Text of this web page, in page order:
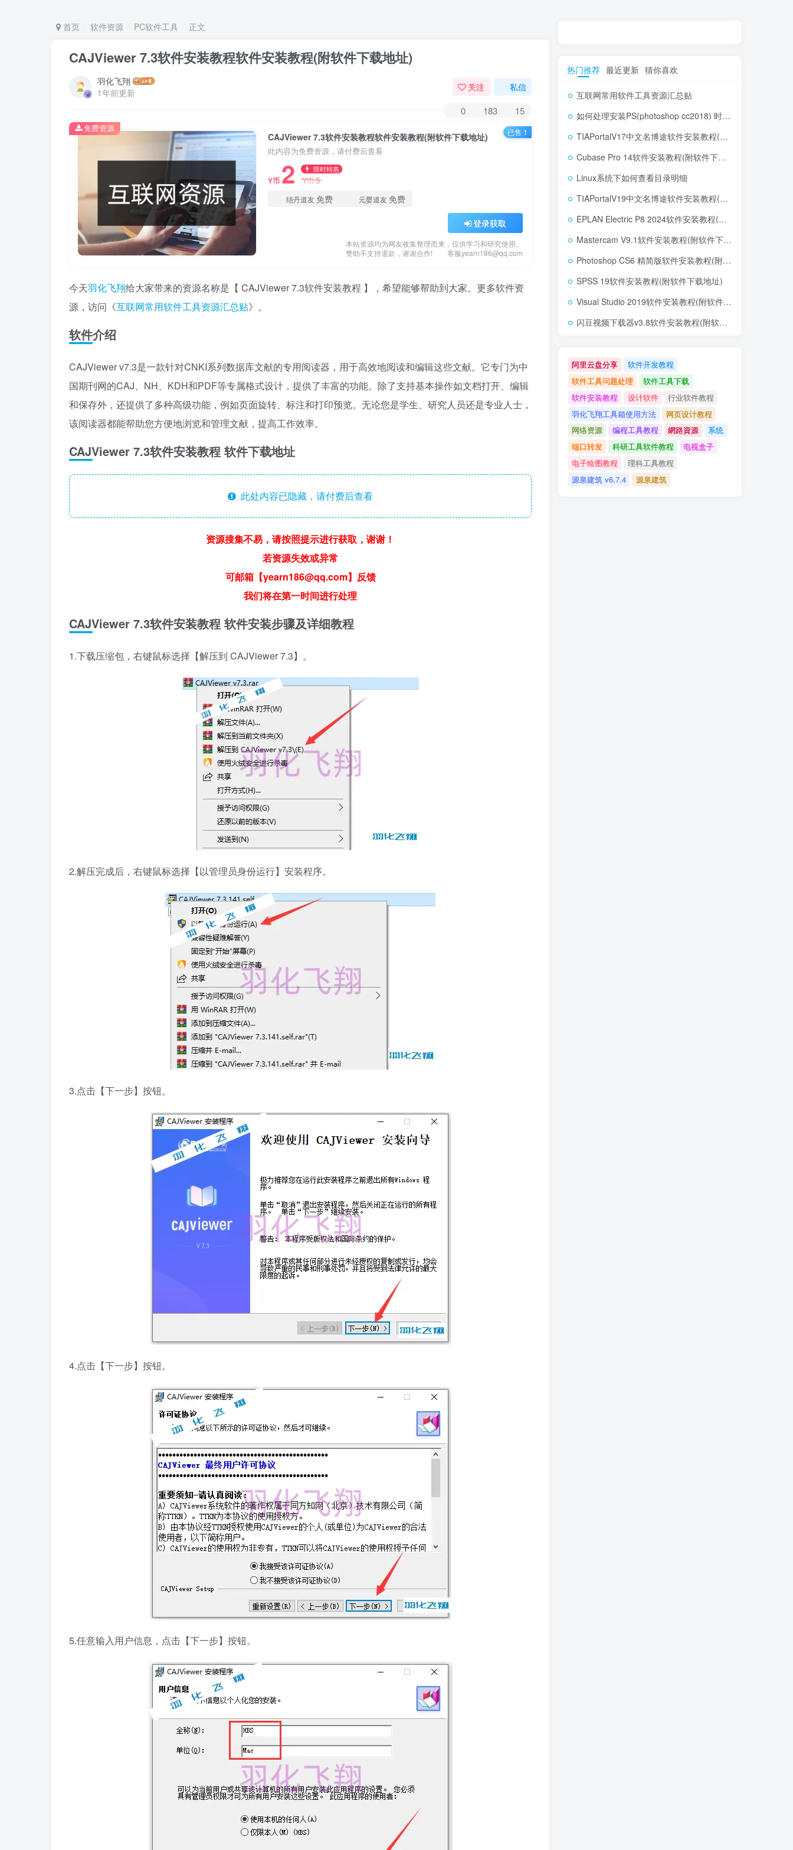
首页 软件资源 PC软件工具 正文
CAJViewer 7.3软件安装教程软件安装教程(附软件下载地址)
羽化飞翔
1年前更新
关注 私信
0 183 15
CAJViewer 7.3软件安装教程软件安装教程(附软件下载地址)
此内容为免费资源，请付费后查看
Y币 2 限时特惠
Y币5
结丹道友免费 元婴道友免费
登录获取
本站资源均为网友收集整理而来，仅供学习和研究使用。
赞助不支持退款，谢谢合作!
客服yearn186@qq.com
免费资源 已售 1
今天羽化飞翔给大家带来的资源名称是【 CAJViewer 7.3软件安装教程 】，希望能够帮助到大家。更多软件资
源，访问《互联网常用软件工具资源汇总贴》。
软件介绍
CAJViewer v7.3是一款针对CNKI系列数据库文献的专用阅读器，用于高效地阅读和编辑这些文献。它专门为中
国期刊网的CAJ、NH、KDH和PDF等专属格式设计，提供了丰富的功能。除了支持基本操作如文档打开、编辑
和保存外，还提供了多种高级功能，例如页面旋转、标注和打印预览。无论您是学生、研究人员还是专业人士，
该阅读器都能帮助您方便地浏览和管理文献，提高工作效率。
CAJViewer 7.3软件安装教程 软件下载地址
此处内容已隐藏，请付费后查看
资源搜集不易，请按照提示进行获取，谢谢！
若资源失效或异常
可邮箱【yearn186@qq.com】反馈
我们将在第一时间进行处理
CAJViewer 7.3软件安装教程 软件安装步骤及详细教程
1.下载压缩包，右键鼠标选择【解压到 CAJViewer 7.3】。
2.解压完成后，右键鼠标选择【以管理员身份运行】安装程序。
3.点击【下一步】按钮。
4.点击【下一步】按钮。
5.任意输入用户信息，点击【下一步】按钮。
热门推荐 最近更新 猜你喜欢
互联网常用软件工具资源汇总贴
如何处理安装PS(photoshop cc2018) 时，提示系统或者IE浏览器需要升级
TIAPortalV17中文名博途软件安装教程(附软件下载地址)
Cubase Pro 14软件安装教程(附软件下载地址)
Linux系统下如何查看目录明细
TIAPortalV19中文名博途软件安装教程(附软件下载地址)
EPLAN Electric P8 2024软件安装教程(附软件下载地址)
Mastercam V9.1软件安装教程(附软件下载地址)
Photoshop CS6 精简版软件安装教程(附软件下载地址)
SPSS 19软件安装教程(附软件下载地址)
Visual Studio 2019软件安装教程(附软件下载地址)
闪豆视频下载器v3.8软件安装教程(附软件下载地址)
阿里云盘分享
软件开发教程
软件工具问题处理
软件工具下载
软件安装教程
设计软件
行业软件教程
羽化飞翔工具箱使用方法
网页设计教程
网络资源
编程工具教程 網路資源
系统
端口转发
科研工具软件教程
电视盒子
电子绘图教程
理科工具教程
源泉建筑 v6.7.4
源泉建筑